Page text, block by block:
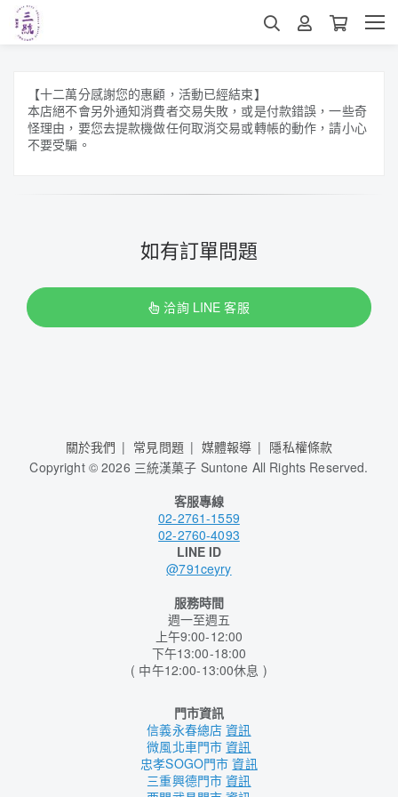
【十二萬分感謝您的惠顧，活動已經結束】
本店絕不會另外通知消費者交易失敗，或是付款錯誤，一些奇
怪理由，要您去提款機做任何取消交易或轉帳的動作，請小心
不要受騙。
如有訂單問題
洽詢 LINE 客服
關於我們 常見問題 媒體報導
隱私權條款
Copyright ©2026 三統漢菓子 Suntone All Rights Reserved.
客服專線
02-2761-1559
02-2760-4093
LINE ID
@791ceyry
服務時間
週一至週五
上午9:00-12:00
下午13:00-18:00
( 中午12:00-13:00休息 )
門市資訊
信義永春總店資訊
微風北車門市資訊
忠孝SOGO門市資訊
三重興德門市資訊